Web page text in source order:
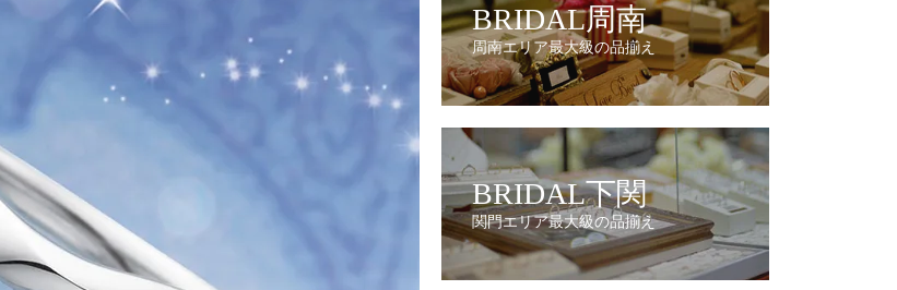
BRIDAL周南
周南エリア最大級の品揃え
BRIDAL下関
関門エリア最大級の品揃え